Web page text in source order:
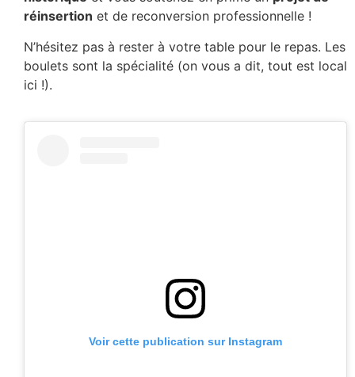
réinsertion et de reconversion professionnelle !
N’hésitez pas à rester à votre table pour le repas. Les
boulets sont la spécialité (on vous a dit, tout est local
ici !).
Voir cette publication sur Instagram